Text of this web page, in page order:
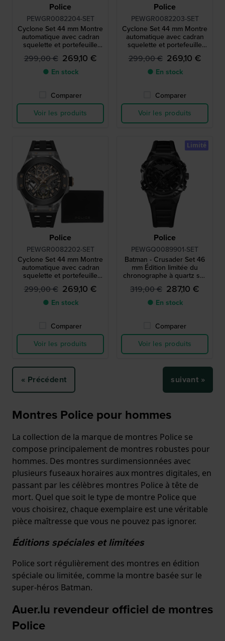
Police
PEWGR0082204-SET
Cyclone Set 44 mm Montre
automatique avec cadran
squelette et portefeuille
gratuit
299,00 € 269,10 €
● En stock
Comparer
Voir les produits
Police
PEWGR0082203-SET
Cyclone Set 44 mm Montre
automatique avec cadran
squelette et portefeuille
gratuit
299,00 € 269,10 €
● En stock
Comparer
Voir les produits
Police
PEWGR0082202-SET
Cyclone Set 44 mm Montre
automatique avec cadran
squelette et portefeuille
gratuit
299,00 € 269,10 €
● En stock
Comparer
Voir les produits
Police
PEWGQ0089901-SET
Batman - Crusader Set 46
mm Édition limitée du
chronographe à quartz sur
le thème de Batman avec
bracelet gratuit
319,00 € 287,10 €
● En stock
Comparer
Voir les produits
Limité
« Précédent suivant »
Montres Police pour hommes
La collection de la marque de montres Police se
compose principalement de montres robustes pour
hommes. Des montres surdimensionnées avec
plusieurs fuseaux horaires aux montres digitales, en
passant par les célèbres montres Police à tête de
mort. Quel que soit le type de montre Police que
vous choisirez, chaque exemplaire est une véritable
pièce maîtresse que vous ne pouvez pas ignorer.
Éditions spéciales et limitées
Police sort régulièrement des montres en édition
spéciale ou limitée, comme la montre basée sur le
super-héros Batman.
Auer.lu revendeur officiel de montres
Police